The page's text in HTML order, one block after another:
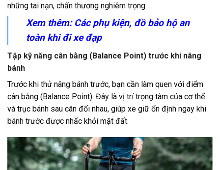
những tai nạn, chấn thương nghiêm trọng.
Xem thêm: Cácphụ kiện, đồ bảo hộ an
toàn khi đi xe đạp
Tập kỹ năng cân bằng (Balance Point) trước khi nâng
bánh
Trước khi thử nâng bánh trước, bạn cần làm quen với điểm
cân bằng ( Balance Point). Đây là vị trí trọng tâm của cơ thể
và trục bánh sau cân đối nhau, giúp xe giữ ổn định ngay khi
bánh trước được nhấc khỏi mặt đất.